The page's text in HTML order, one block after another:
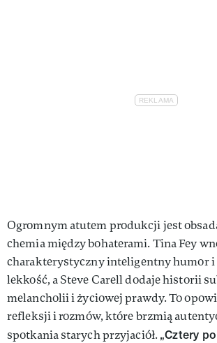
Ogromnym atutem produkcji jest
chemia między bohaterami. Tina Fey
charakterystyczny inteligentny humor i
lekkość, a Steve Carell dodaje historii
melancholii i życiowej prawdy. To
refleksji i rozmów, które brzmią
spotkania starych przyjaciół. „Cztery